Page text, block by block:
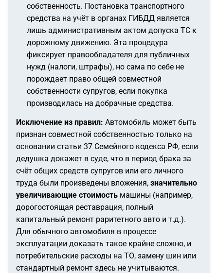
собственность. Постановка транспортного
средства на учёт в органах ГИБДД является
лишь административным актом допуска ТС к
дорожному движению. Эта процедура
фиксирует правообладателя для публичных
нужд (налоги, штрафы), но сама по себе не
порождает право общей совместной
собственности супругов, если покупка
производилась на добрачные средства.
Исключение из правил: Автомобиль может быть
признан совместной собственностью только на
основании статьи 37 Семейного кодекса РФ, если
дедушка докажет в суде, что в период брака за
счёт общих средств супругов или его личного
труда были произведены вложения, значительно
увеличивающие стоимость машины (например,
дорогостоящая реставрация, полный
капитальный ремонт раритетного авто и т.д.).
Для обычного автомобиля в процессе
эксплуатации доказать такое крайне сложно, и
потребительские расходы на ТО, замену шин или
стандартный ремонт здесь не учитываются.